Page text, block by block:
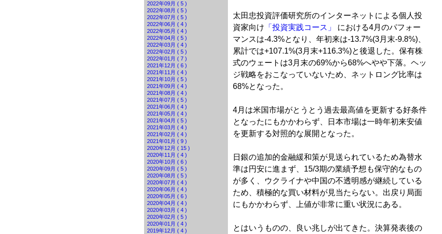
2022年09月 ( 5 )
2022年08月 ( 5 )
2022年07月 ( 5 )
2022年06月 ( 4 )
2022年05月 ( 4 )
2022年04月 ( 5 )
2022年03月 ( 4 )
2022年02月 ( 5 )
2022年01月 ( 7 )
2021年12月 ( 6 )
2021年11月 ( 4 )
2021年10月 ( 5 )
2021年09月 ( 4 )
2021年08月 ( 4 )
2021年07月 ( 5 )
2021年06月 ( 4 )
2021年05月 ( 4 )
2021年04月 ( 5 )
2021年03月 ( 4 )
2021年02月 ( 4 )
2021年01月 ( 9 )
2020年12月 ( 15 )
2020年11月 ( 4 )
2020年10月 ( 6 )
2020年09月 ( 5 )
2020年08月 ( 5 )
2020年07月 ( 4 )
2020年06月 ( 4 )
2020年05月 ( 6 )
2020年04月 ( 4 )
2020年03月 ( 4 )
2020年02月 ( 5 )
2020年01月 ( 4 )
2019年12月 ( 4 )
太田忠投資評価研究所のインターネットによる個人投
資家向け 「投資実践コース」
における4月のパフォー
マンスは-4.3%となり、年初来は-13.7%(3月末-9.8%)、
累計では+107.1%(3月末+116.3%)と後退した。保有株
式のウェートは3月末の69%から68%へやや下落。ヘッ
ジ戦略をおこなっていないため、ネットロング比率は
68%となった。
4月は米国市場がとうとう過去最高値を更新する好条件
となったにもかかわらず、日本市場は一時年初来安値
を更新する対照的な展開となった。
日銀の追加的金融緩和策が見送られているため為替水
準は円安に進まず、15/3期の業績予想も保守的なもの
が多く、ウクライナや中国の不透明感が継続している
ため、積極的な買い材料が見当たらない。出戻り局面
にもかかわらず、上値が非常に重い状況にある。
とはいうものの、良い兆しが出てきた。決算発表後の